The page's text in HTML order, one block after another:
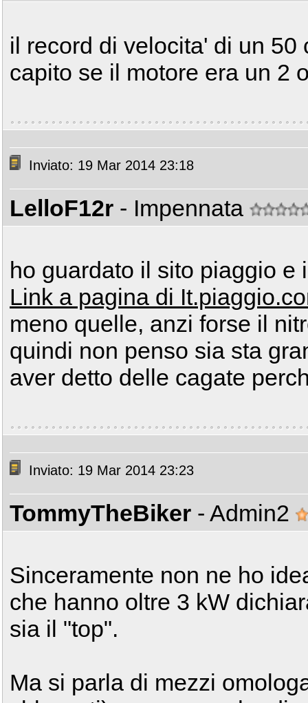
il record di velocita' di un 50
capito se il motore era un 2
Inviato: 19 Mar 2014 23:18
LelloF12r - Impennata
ho guardato il sito piaggio e
Link a pagina di
meno quelle, anzi forse il
quindi non penso sia sta
aver detto delle cagate
Inviato: 19 Mar 2014 23:23
TommyTheBiker - Admin2
Sinceramente non ne ho
che hanno oltre 3 kW
sia il "top".
Ma si parla di mezzi